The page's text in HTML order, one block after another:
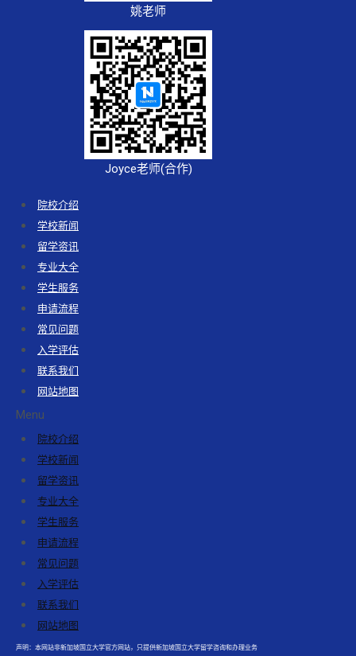
姚老师
Joyce老师(合作)
院校介绍
学校新闻
留学资讯
专业大全
学生服务
申请流程
常见问题
入学评估
联系我们
网站地图
Menu
院校介绍
学校新闻
留学资讯
专业大全
学生服务
申请流程
常见问题
入学评估
联系我们
网站地图
声明：本网站非新加坡国立大学官方网站，只提供新加坡国立大学留学咨询和办理业务